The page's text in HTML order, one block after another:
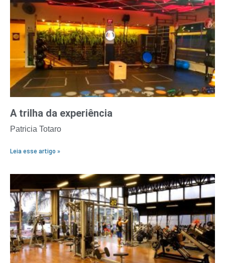
A trilha da experiência
Patricia Totaro
Leia esse artigo »